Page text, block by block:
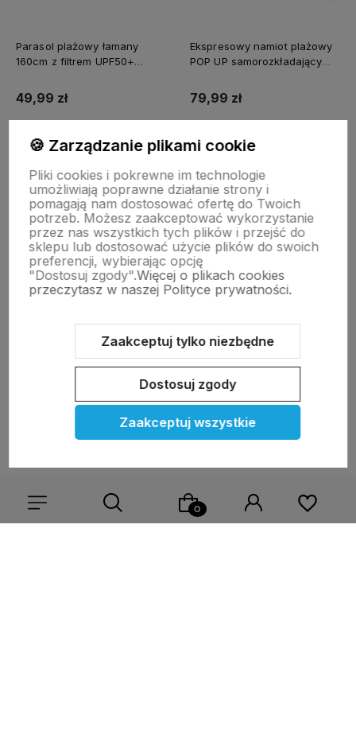
Parasol plażowy łamany
160cm z filtrem UPF50+
49,99 zł
Do koszyka
Ekspresowy namiot plażowy
POP UP samorozkładający
79,99 zł
Zapisz się na nasz newsletter – Wpisz adres e-mail
Pomoc
🍪 Zarządzanie plikami cookie
Pliki cookies i pokrewne im technologie
umożliwiają poprawne działanie strony i
pomagają nam dostosować ofertę do Twoich
potrzeb. Możesz zaakceptować wykorzystanie
przez nas wszystkich tych plików i przejść do
sklepu lub dostosować użycie plików do swoich
preferencji, wybierając opcję
"Dostosuj zgody".Więcej o plikach cookies
przeczytasz w naszej Polityce prywatności.
Zaakceptuj tylko niezbędne
Dostosuj zgody
Zaakceptuj wszystkie